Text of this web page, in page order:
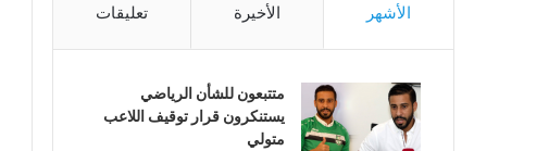
الأشهر الأخيرة تعليقات
متتبعون للشأن الرياضي
يستنكرون قرار توقيف اللاعب
متولي